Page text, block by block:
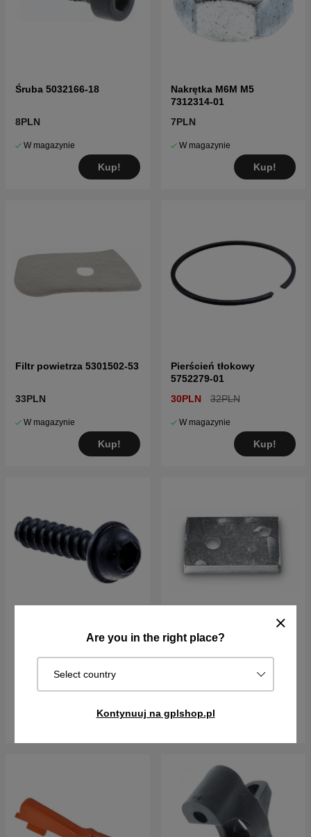
Are you in the right place?
Select country
Kontynuuj na gplshop.pl
Śruba 5032166-18
8PLN
W magazynie
Kup!
Nakrętka M6M M5
7312314-01
7PLN
W magazynie
Kup!
Filtr powietrza 5301502-53
33PLN
W magazynie
Kup!
Pierścień tłokowy
5752279-01
30PLN
32PLN
W magazynie
Kup!
Śruba 5300158-14
Kup!
Ogranicznik linii 5300522-
86